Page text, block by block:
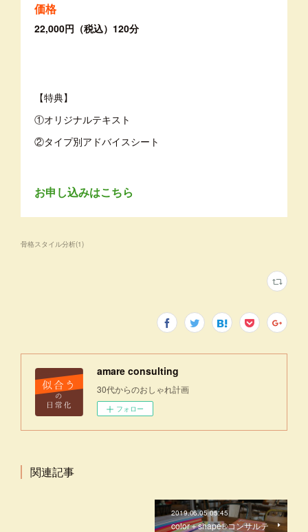
価格
22,000円（税込）120分
【特典】
①オリジナルテキスト
②タイプ別アドバイスシート
お申し込みはこちら
骨格スタイル分析(1)
amare consulting
30代からのおしゃれ計画
フォロー
関連記事
2019.06.05 05:45
color＋shape®コンサルテ